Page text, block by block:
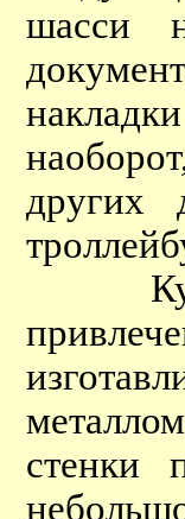
шасси
других
Кузов
стенки